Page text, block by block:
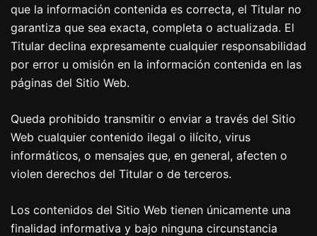
que la información contenida es correcta, el Titular no
garantiza que sea exacta, completa o actualizada. El
Titular declina expresamente cualquier responsabilidad
por error u omisión en la información contenida en las
páginas del Sitio Web.
Queda prohibido transmitir o enviar a través del Sitio
Web cualquier contenido ilegal o ilícito, virus
informáticos, o mensajes que, en general, afecten o
violen derechos del Titular o de terceros.
Los contenidos del Sitio Web tienen únicamente una
finalidad informativa y bajo ninguna circunstancia